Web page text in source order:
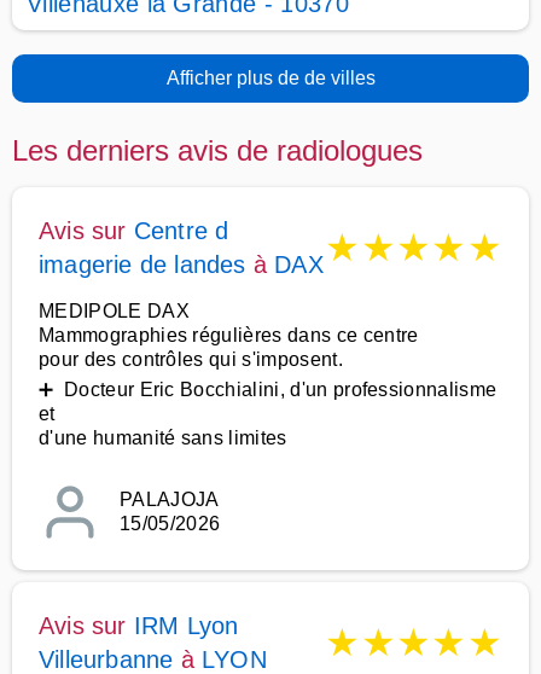
Afficher plus de de villes
Les derniers avis de radiologues
Avis sur Centre d
imagerie de landes à DAX★★★★★
MEDIPOLE DAX
Mammographies régulières dans ce centre
pour des contrôles qui s'imposent.
➕ Docteur Eric Bocchialini, d'un professionnalisme
et
d'une humanité sans limites
PALAJOJA
15/05/2026
Avis sur IRM Lyon
Villeurbanne à LYON ★★★★★